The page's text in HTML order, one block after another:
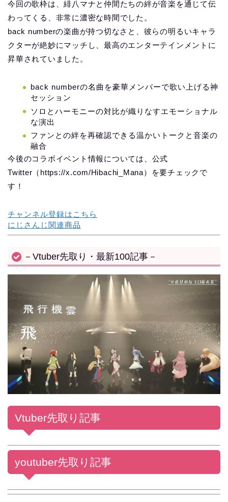
今回の歌枠は、緋八マナと仲間たちの絆が音楽を通じて伝
わってくる、非常に濃密な時間でした。
back numberの楽曲が持つ切なさと、彼らの明るいキャラ
クターが絶妙にマッチし、最高のエンターテインメントに
昇華されていました。
back numberの名曲を豪華メンバーで歌い上げる神
セッション
ソロとハーモニーの対比が織りなすエモーショナル
な演出
ファンとの絆を再確認できる温かいトークと音楽の
融合
今後のコラボイベント情報については、公式
Twitter（https://x.com/Hibachi_Mana）を要チェックで
す！
チャンネル登録はこちら
にじさんじ関連商品
－Vtuber先取り・最新100記事－
Vtuber先取り記事
youtuber先取り記事